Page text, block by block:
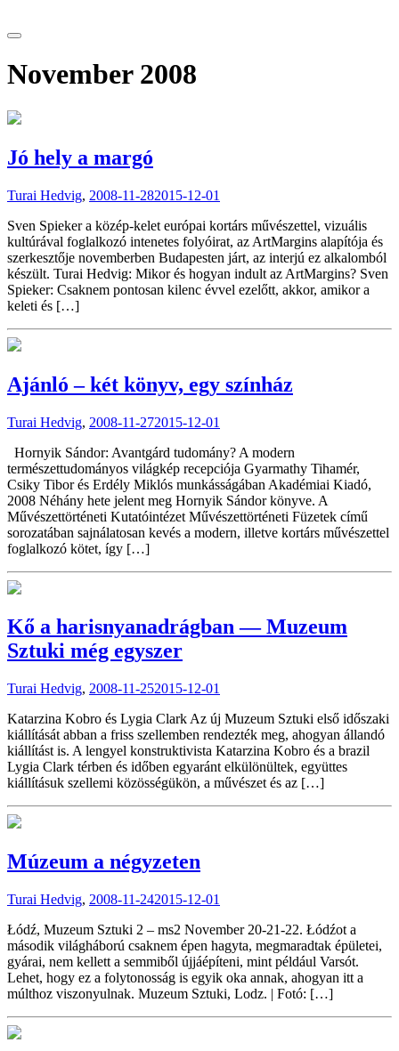
November 2008
Jó hely a margó
Turai Hedvig, 2008-11-282015-12-01
Sven Spieker a közép-kelet európai kortárs művészettel, vizuális
kultúrával foglalkozó intenetes folyóirat, az ArtMargins alapítója és
szerkesztője novemberben Budapesten járt, az interjú ez alkalomból
készült. Turai Hedvig: Mikor és hogyan indult az ArtMargins? Sven
Spieker: Csaknem pontosan kilenc évvel ezelőtt, akkor, amikor a
keleti és […]
Ajánló – két könyv, egy színház
Turai Hedvig, 2008-11-272015-12-01
Hornyik Sándor: Avantgárd tudomány? A modern
természettudományos világkép recepciója Gyarmathy Tihamér,
Csiky Tibor és Erdély Miklós munkásságában Akadémiai Kiadó,
2008 Néhány hete jelent meg Hornyik Sándor könyve. A
Művészettörténeti Kutatóintézet Művészettörténeti Füzetek című
sorozatában sajnálatosan kevés a modern, illetve kortárs művészettel
foglalkozó kötet, így […]
Kő a harisnyanadrágban — Muzeum
Sztuki még egyszer
Turai Hedvig, 2008-11-252015-12-01
Katarzina Kobro és Lygia Clark Az új Muzeum Sztuki első időszaki
kiállítását abban a friss szellemben rendezték meg, ahogyan állandó
kiállítást is. A lengyel konstruktivista Katarzina Kobro és a brazil
Lygia Clark térben és időben egyaránt elkülönültek, együttes
kiállításuk szellemi közösségükön, a művészet és az […]
Múzeum a négyzeten
Turai Hedvig, 2008-11-242015-12-01
Łódź, Muzeum Sztuki 2 – ms2 November 20-21-22. Łódźot a
második világháború csaknem épen hagyta, megmaradtak épületei,
gyárai, nem kellett a semmiből újjáépíteni, mint például Varsót.
Lehet, hogy ez a folytonosság is egyik oka annak, ahogyan itt a
múlthoz viszonyulnak. Muzeum Sztuki, Lodz. | Fotó: […]